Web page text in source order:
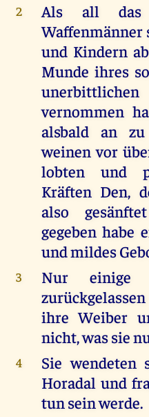
2
Als all
und Kindern
Munde ihres
vernommen
alsbald an
weinen vor
lobten und
Kräften Den,
also
gegeben habe
und mildes
3
Nur einige
ihre Weiber
nicht, was sie
4
Sie wendeten
Horadal und
tun sein werde.